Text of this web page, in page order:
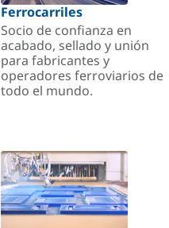
Ferrocarriles
Socio de confianza en
acabado, sellado y unión
para fabricantes y
operadores ferroviarios de
todo el mundo.